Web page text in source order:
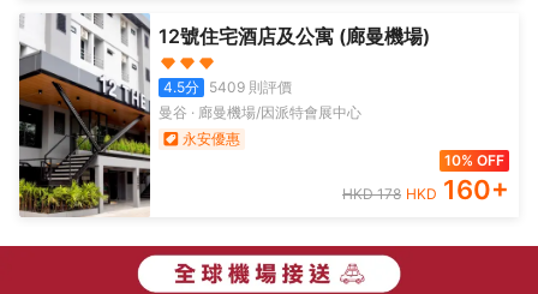
12號住宅酒店及公寓 (廊曼機場)
4.5分 5409則評價
曼谷 · 廊曼機場/因派特會展中心
永安優惠
10% OFF
HKD178 HKD 160+